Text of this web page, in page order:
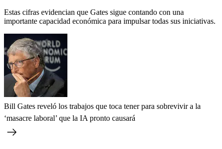
Estas cifras evidencian que Gates sigue contando con una
importante capacidad económica para impulsar todas sus iniciativas.
Bill Gates reveló los trabajos que toca tener para sobrevivir a la
‘masacre laboral’ que la IA pronto causará